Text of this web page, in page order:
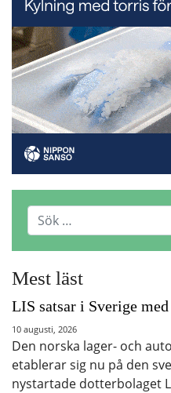
Mest läst
LIS satsar i Sverige
10 augusti, 2026
Den norska lager- och
etablerar sig nu på den
nystartade dotterbolaget